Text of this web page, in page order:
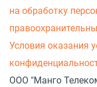
на обработку
Условия оказания
ООО "Манго